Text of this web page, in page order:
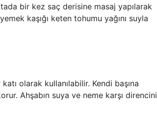
bir kez saç derisine masaj yapılarak
kaşığı keten tohumu yağını suyla
olarak kullanılabilir. Kendi başına
Ahşabın suya ve neme karşı direncini